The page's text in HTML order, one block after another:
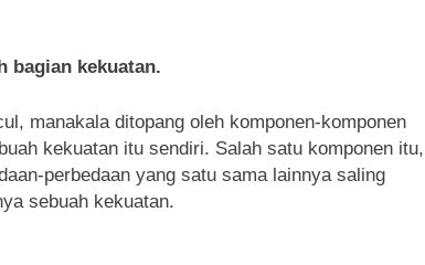
bagian kekuatan.
manakala ditopang oleh komponen-komponen
kekuatan itu sendiri. Salah satu komponen itu,
perbedaan yang satu sama lainnya saling
sebuah kekuatan.